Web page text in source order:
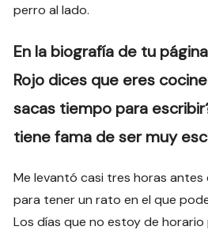
perro al lado.
En la biografía de tu
Rojo dices que eres
sacas tiempo para
tiene fama de ser muy
Me levantó casi tres horas
para tener un rato en el que
Los días que no estoy de